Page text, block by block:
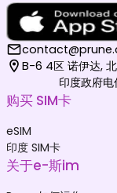
B-6 4区 诺伊达, 北
印度政府
购买 SIM卡
eSIM
印度 SIM卡
关于e-斯im